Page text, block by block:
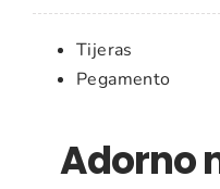
Tijeras
Pegamento
Adorno